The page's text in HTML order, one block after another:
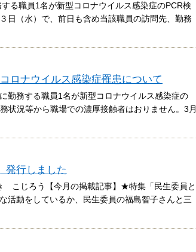
る職員1名が新型コロナウイルス感染症のPCR検
日（水）で、前日も含め当該職員の訪問先、勤務
ロナウイルス感染症罹患について
勤務する職員1名が新型コロナウイルス感染症の
状況等から職場での濃厚接触者はおりません。3月
発行しました
こじろう【今月の掲載記事】★特集「民生委員と
活動をしているか、民生委員の福島智子さんと三